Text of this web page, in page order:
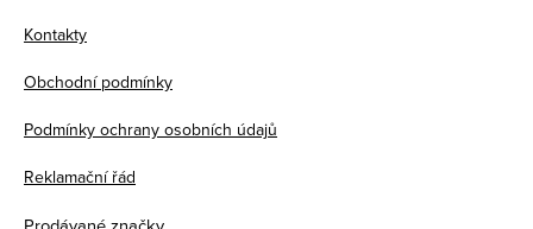
Kontakty
Obchodní podmínky
Podmínky ochrany osobních údajů
Reklamační řád